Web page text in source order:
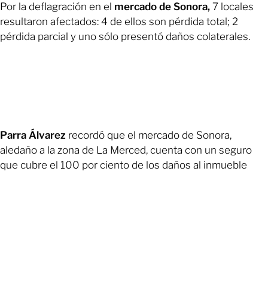
Por la deflagración en el mercado de Sonora, 7 locales
resultaron afectados: 4 de ellos son pérdida total; 2
pérdida parcial y uno sólo presentó daños colaterales.
Parra Álvarez recordó que el mercado de Sonora,
aledaño a la zona de La Merced, cuenta con un seguro
que cubre el 100 por ciento de los daños al inmueble